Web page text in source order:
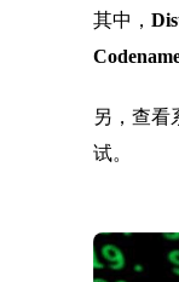
其中，
另，查看
试。